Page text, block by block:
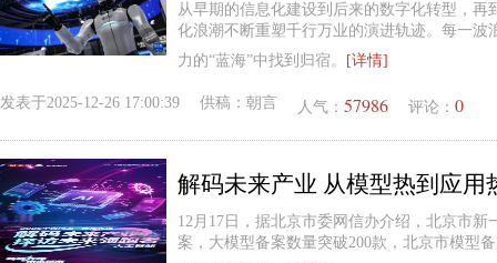
从早期的信息化建设到后来的数字化转型，
化浪潮不断重塑千行万业的演进轨迹。每一波
力的“蓝海”中找到归宿。
[详情]
发表于2025-12-26 17:00:39 供稿： 朝言 人气： 57986 评论： 0
解码未来产业 从模型热到应
12月17日，据北京市委网信办介绍，北京市
案，大模型备案数量突破200款，北京市模型